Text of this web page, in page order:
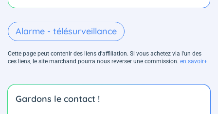
Alarme - télésurveillance
Cette page peut contenir des liens d’affiliation. Si vous achetez via l'un des
ces liens, le site marchand pourra nous reverser une commission. en savoir+
Gardons le contact !